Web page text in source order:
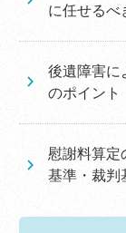
に任せるべ
後遺障害に
のポイント
慰謝料算定
基準・裁判